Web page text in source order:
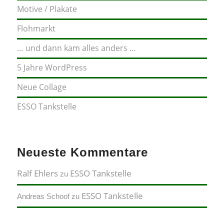
Motive / Plakate
Flohmarkt
… und dann kam alles anders …
5 Jahre WordPress
Neue Collage
ESSO Tankstelle
Neueste Kommentare
Ralf Ehlerszu ESSO Tankstelle
Andreas Schoofzu ESSO Tankstelle